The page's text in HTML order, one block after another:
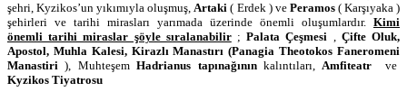
şehri, Kyzikos’un yıkımıyla oluşmuş,Artaki ( Erdek ) ve Peramos( Karşıyaka )
şehirleri ve tarihi mirasları yarımada üzerinde önemli oluşumlardır. Kimi
önemli tarihi miraslar şöyle sıralanabilir;Palata Çeşmesi , Çifte Oluk,
Apostol, Muhla Kalesi, Kirazlı Manastırı (Panagia Theotokos Faneromeni
Manastiri ), MuhteşemHadrianus tapınağınınkalıntıları,Amfiteatr
ve
Kyzikos Tiyatrosu